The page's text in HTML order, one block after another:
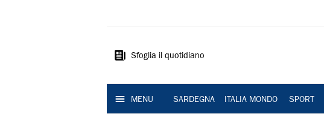
Sardegna
Sfoglia il quotidiano
MENU SARDEGNA ITALIA MONDO SPORT